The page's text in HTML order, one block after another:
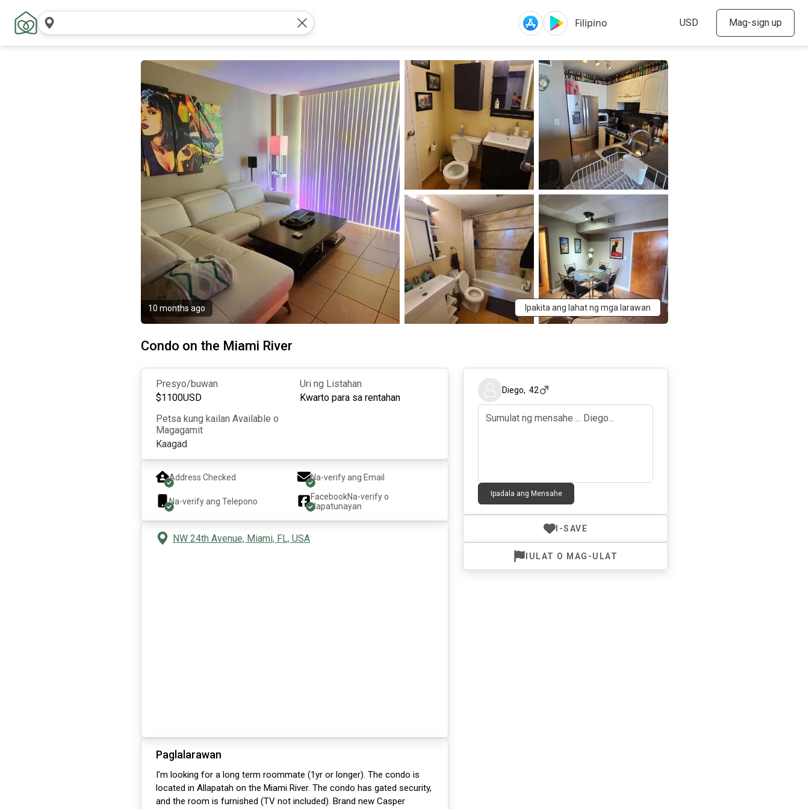
Maghanap
Mag-sign up
10 months ago Ipakita ang lahat ng mga larawan
Condo on the Miami River
Presyo/buwan
$1100USD
Uri ng Listahan
Kwarto para sa rentahan
Petsa kung kailan Available o
Magagamit
Kaagad
Address Checked Na-verify ang Email
Na-verify ang Telepono FacebookNa-verify o
Napatunayan
NW 24th Avenue, Miami, FL, USA
Paglalarawan
I'm looking for a long term roommate (1yr or longer). The condo is
located in Allapatah on the Miami River. The condo has gated security,
and the room is furnished (TV not included). Brand new Casper
Diego,42
Ipadala ang Mensahe
I-SAVE
IULAT O MAG-ULAT